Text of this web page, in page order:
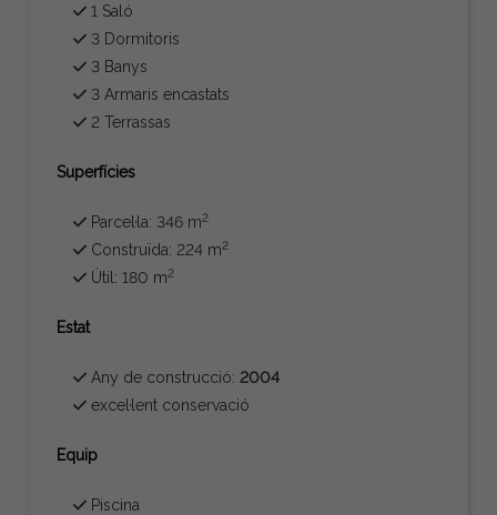
1 Saló
3 Dormitoris
3 Banys
3 Armaris encastats
2 Terrassas
Superfícies
Parcel·la: 346 m2
Construïda: 224 m2
Útil: 180 m2
Estat
Any de construcció: 2004
excel·lent conservació
Equip
Piscina